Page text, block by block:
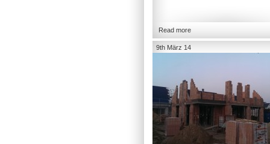
Read more
9th März 14